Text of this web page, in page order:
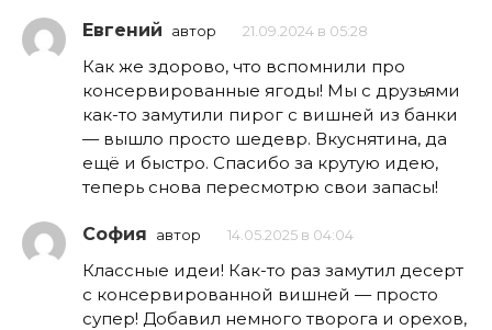
Евгений автор 21.09.2024 в 05:28
Как же здорово, что вспомнили про
консервированные ягоды! Мы с друзьями
как-то замутили пирог с вишней из банки
— вышло просто шедевр. Вкуснятина, да
ещё и быстро. Спасибо за крутую идею,
теперь снова пересмотрю свои запасы!
София автор 14.05.2025 в 04:04
Классные идеи! Как-то раз замутил десерт
с консервированной вишней — просто
супер! Добавил немного творога и орехов,